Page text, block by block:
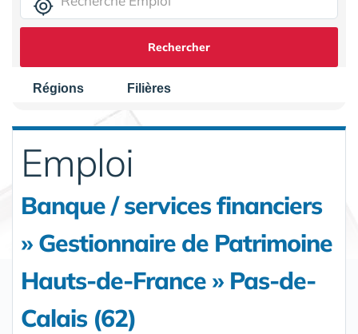
Rechercher
Régions Filières
Emploi
Banque / services financiers
» Gestionnaire de Patrimoine
Hauts-de-France » Pas-de-
Calais (62)